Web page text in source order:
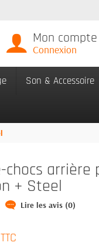
Mon compte
Connexion
Son & Accessoire
chocs arrière
+ Steel
Lire les avis (0)
TTC